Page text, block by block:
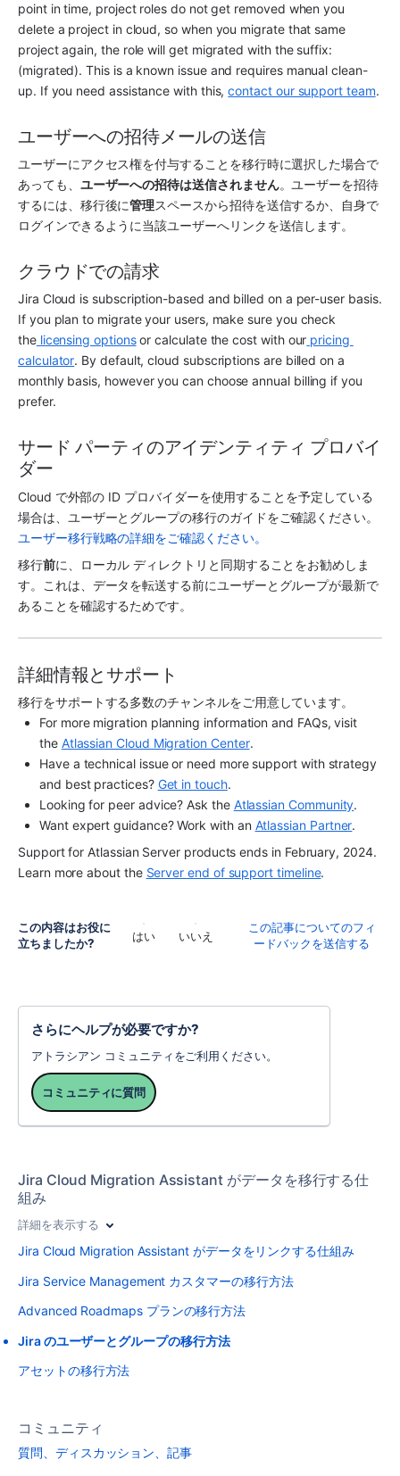
point in time, project roles do not get removed when you
delete a project in cloud, so when you migrate that same
project again, the role will get migrated with the suffix:
(migrated). This is a known issue and requires manual clean-
up. If you need assistance with this, contact our support team.
ユーザーへの招待メールの送信
ユーザーにアクセス権を付与することを移行時に選択した場合で
あっても、 ユーザーへの招待は送信されません。ユーザーを招待
するには、移行後に管理スペースから招待を送信するか、自身で
ログインできるように当該ユーザーへリンクを送信します。
クラウドでの請求
Jira Cloud is subscription-based and billed on a per-user basis.
If you plan to migrate your users, make sure you check
the licensing options or calculate the cost with our pricing
calculator. By default, cloud subscriptions are billed on a
monthly basis, however you can choose annual billing if you
prefer.
サード パーティのアイデンティティ プロバイ
ダー
Cloud で外部の ID プロバイダーを使用することを予定している
場合は、ユーザーとグループの移行のガイドをご確認ください。
ユーザー移行戦略の詳細をご確認ください。
移行前に、ローカル ディレクトリと同期することをお勧めしま
す。これは、データを転送する前にユーザーとグループが最新で
あることを確認するためです。
詳細情報とサポート
移行をサポートする多数のチャンネルをご用意しています。
For more migration planning information and FAQs, visit
the Atlassian Cloud Migration Center.
Have a technical issue or need more support with strategy
and best practices? Get in touch.
Looking for peer advice? Ask the Atlassian Community.
Want expert guidance? Work with an Atlassian Partner.
Support for Atlassian Server products ends in February, 2024.
Learn more about the Server end of support timeline.
この内容はお役に
立ちましたか?
はい いいえ
この記事についてのフィ
ードバックを送信する
さらにヘルプが必要ですか?
アトラシアン コミュニティをご利用ください。
コミュニティに質問
Jira Cloud Migration Assistant がデータを移行する仕
組み
詳細を表示する
Jira Cloud Migration Assistant がデータをリンクする仕組み
Jira Service Management カスタマーの移行方法
Advanced Roadmaps プランの移行方法
Jira のユーザーとグループの移行方法
アセットの移行方法
コミュニティ
質問、ディスカッション、記事